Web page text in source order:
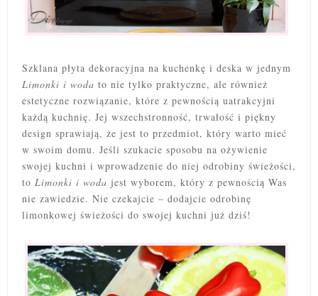
Szklana płyta dekoracyjna na kuchenkę i deska w jednym
Limonki i woda to nie tylko praktyczne, ale również
estetyczne rozwiązanie, które z pewnością uatrakcyjni
każdą kuchnię. Jej wszechstronność, trwałość i piękny
design sprawiają, że jest to przedmiot, który warto mieć
w swoim domu. Jeśli szukacie sposobu na ożywienie
swojej kuchni i wprowadzenie do niej odrobiny świeżości,
to Limonki i woda jest wyborem, który z pewnością Was
nie zawiedzie. Nie czekajcie – dodajcie odrobinę
limonkowej świeżości do swojej kuchni już dziś!